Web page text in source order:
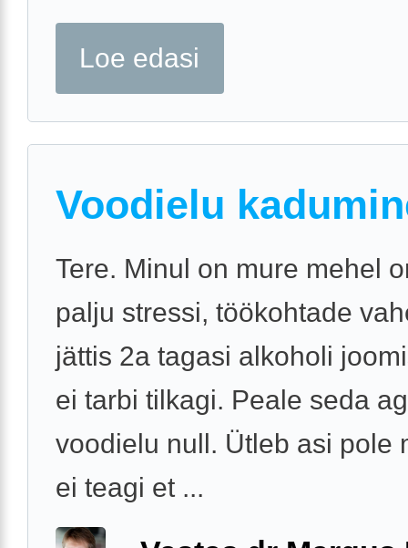
Loe edasi
Voodielu
Tere. Minul on mure mehel
palju stressi, töökohtade
jättis 2a tagasi alkoholi
ei tarbi tilkagi. Peale seda
voodielu null. Ütleb asi pole
ei teagi et ...